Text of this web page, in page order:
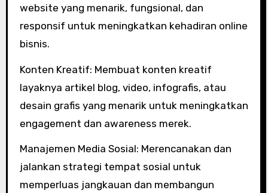
website yang menarik, fungsional, dan
responsif untuk meningkatkan kehadiran online
bisnis.
Konten Kreatif: Membuat konten kreatif
layaknya artikel blog, video, infografis, atau
desain grafis yang menarik untuk meningkatkan
engagement dan awareness merek.
Manajemen Media Sosial: Merencanakan dan
jalankan strategi tempat sosial untuk
memperluas jangkauan dan membangun